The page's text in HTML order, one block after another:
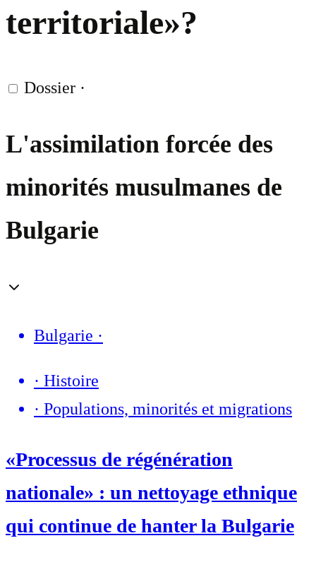
territoriale»?
Dossier ·
L'assimilation forcée des
minorités musulmanes de
Bulgarie
Bulgarie ·
· Histoire
· Populations, minorités et migrations
«Processus de régénération
nationale» : un nettoyage ethnique
qui continue de hanter la Bulgarie